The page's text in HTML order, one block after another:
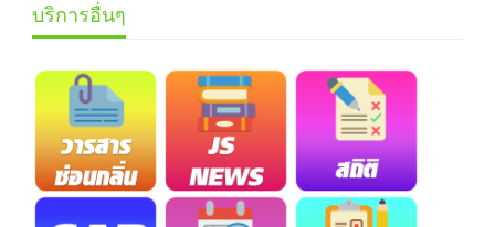
บริการอื่นๆ